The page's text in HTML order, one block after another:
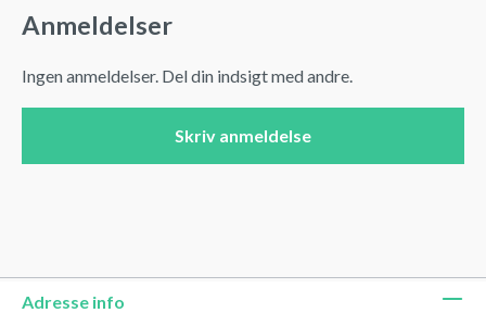
Anmeldelser
Ingen anmeldelser. Del din indsigt med andre.
Skriv anmeldelse
Adresse info